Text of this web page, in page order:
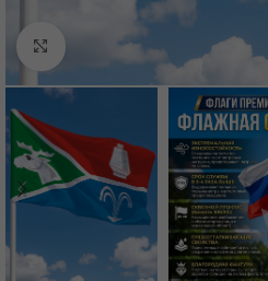
Нажмите, чтобы увеличить